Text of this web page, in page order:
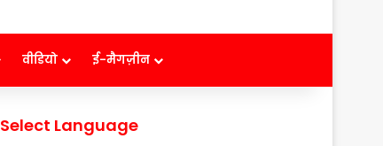
वीडियो ई-मैगज़ीन
Select Language